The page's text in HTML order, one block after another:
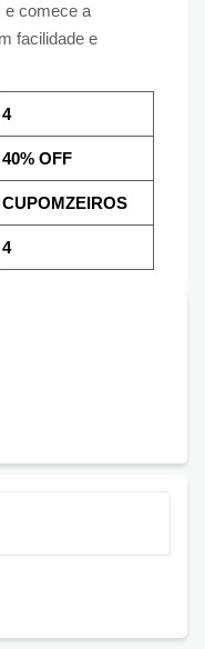
e comece a
facilidade e
4
40% OFF
CUPOMZEIROS
4